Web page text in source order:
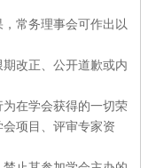
常务理事会可作出以
期改正、公开道歉或内
为在学会获得的一切荣
项目、评审专家资